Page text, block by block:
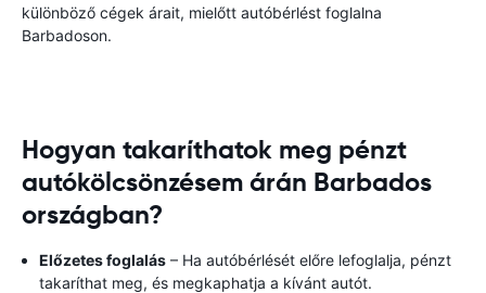
különböző cégek árait, mielőtt autóbérlést foglalna
Barbadoson.
Hogyan takaríthatok meg pénzt
autókölcsönzésem árán Barbados
országban?
Előzetes foglalás – Ha autóbérlését előre lefoglalja, pénzt
takaríthat meg, és megkaphatja a kívánt autót.